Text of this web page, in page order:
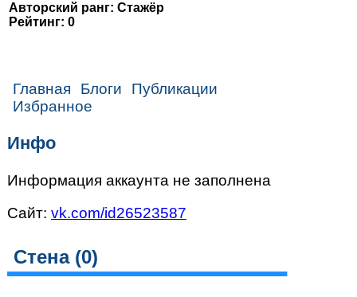
Авторский ранг: Стажёр
Рейтинг: 0
Главная Блоги
Публикации
Избранное
Инфо
Информация аккаунта не заполнена
Сайт: vk.com/id26523587
Стена (0)